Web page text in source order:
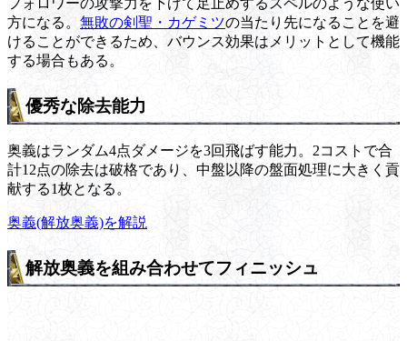
フォロワーの攻撃力を下げて足止めするスペルのような使い
方になる。 無敗の剣聖・カゲミツの当たり先になることを避
けることができるため、バウンス効果はメリットとして機能
する場合もある。
優秀な除去能力
奥義はランダム4点ダメージを3回飛ばす能力。2コストで合
計12点の除去は破格であり、中盤以降の盤面処理に大きく貢
献する1枚となる。
奥義(解放奥義)を解説
解放奥義を組み合わせてフィニッシュ